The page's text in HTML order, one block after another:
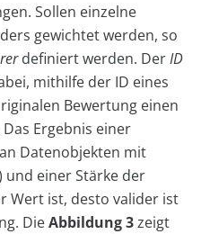
Sollen einzelne
gewichtet werden, so
definiert werden. DerID
mithilfe der ID eines
Bewertung einen
Ergebnis einer
Datenobjekten mit
und einer Stärke der
Wert ist, desto valider ist
DieAbbildung 3zeigt